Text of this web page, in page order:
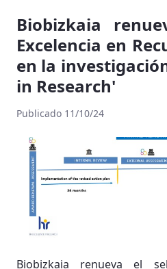
Biobizkaia
Excelencia en
en la
in Research'
Publicado 11/10/24
Biobizkaia renueva el